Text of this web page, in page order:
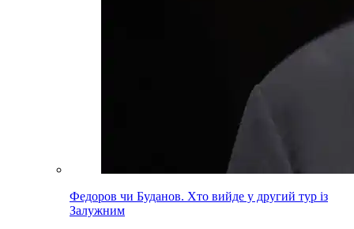
Федоров чи Буданов. Хто вийде у другий тур із
Залужним